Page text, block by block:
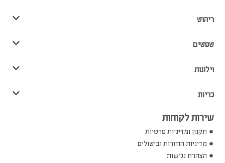
ריהוט
טפטים
וילונות
כריות
שירות לקוחות
תקנון ומדיניות פרטיות
מדיניות החזרות וביטולים
הצהרת נגישות